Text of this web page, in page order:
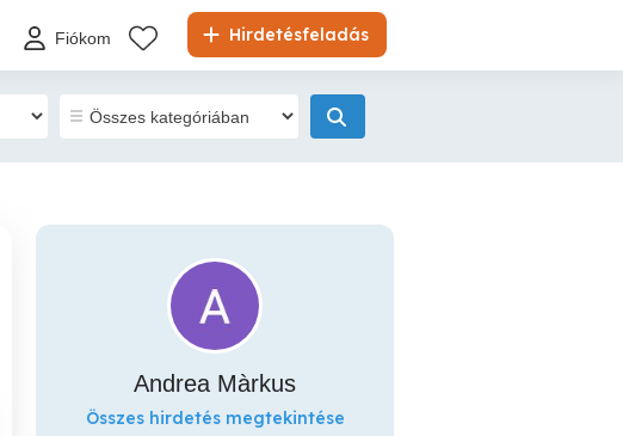
Hirdetésfeladás
Fiókom
Andrea Màrkus
Összes hirdetés megtekintése